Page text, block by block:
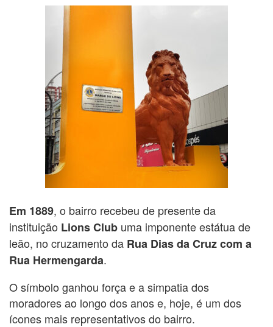
Em 1889, o bairro recebeu de presente da
instituição Lions Club uma imponente estátua de
leão, no cruzamento da Rua Dias da Cruz com a
Rua Hermengarda.
O símbolo ganhou força e a simpatia dos
moradores ao longo dos anos e, hoje, é um dos
ícones mais representativos do bairro.